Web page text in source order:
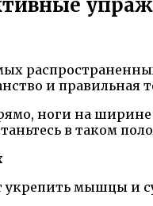
и правильная
ноги на ширине
в таком
укрепить мышцы и